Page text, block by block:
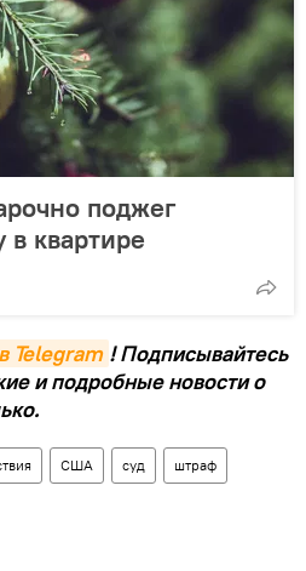
поджег
квартире
Telegram ! Подписывайтесь
и подробные новости о
США суд штраф